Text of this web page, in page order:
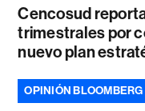
Cencosud
trimestrales por
nuevo plan
OPINIÓN BLOOMBERG